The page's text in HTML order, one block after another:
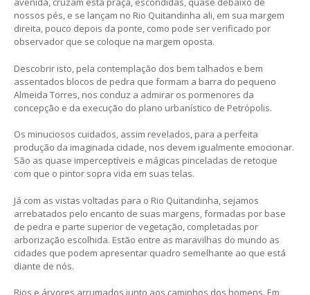
nossos pés, e se lançam no Rio Quitandinha ali, em sua margem
direita, pouco depois da ponte, como pode ser verificado por
observador que se coloque na margem oposta.
Descobrir isto, pela contemplação dos bem talhados e bem
assentados blocos de pedra que formam a barra do pequeno
Almeida Torres, nos conduz a admirar os pormenores da
concepção e da execução do plano urbanístico de Petrópolis.
Os minuciosos cuidados, assim revelados, para a perfeita
produção da imaginada cidade, nos devem igualmente emocionar.
São as quase imperceptíveis e mágicas pinceladas de retoque
com que o pintor sopra vida em suas telas.
Já com as vistas voltadas para o Rio Quitandinha, sejamos
arrebatados pelo encanto de suas margens, formadas por base
de pedra e parte superior de vegetação, completadas por
arborização escolhida. Estão entre as maravilhas do mundo as
cidades que podem apresentar quadro semelhante ao que está
diante de nós.